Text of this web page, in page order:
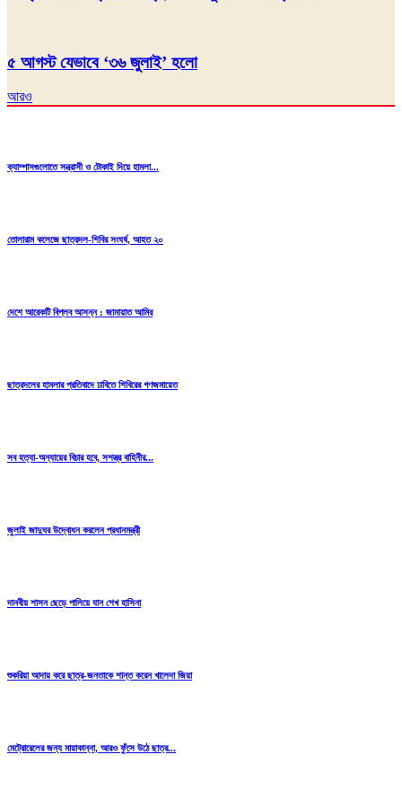
৫ আগস্ট যেভাবে ‘৩৬ জুলাই’ হলো
আরও
ক্যাম্পাসগুলোতে সন্ত্রাসী ও টোকাই দিয়ে হামলা...
তোলারাম কলেজে ছাত্রদল-শিবির সংঘর্ষ, আহত ২০
দেশে আরেকটি বিপ্লব আসন্ন : জামায়াত আমির
ছাত্রদলের হামলার প্রতিবাদে ঢাবিতে শিবিরের গণজমায়েত
সব হত্যা-অন্যায়ের বিচার হবে, সশস্ত্র বাহিনীর...
জুলাই জাদুঘর উদ্বোধন করলেন প্রধানমন্ত্রী
দানবীয় শাসন ছেড়ে পালিয়ে যান শেখ হাসিনা
শুকরিয়া আদায় করে ছাত্র-জনতাকে শান্ত করেন খালেদা জিয়া
মেট্রোরেলের জন্য মায়াকান্না, আরও ফুঁসে উঠে ছাত্র...